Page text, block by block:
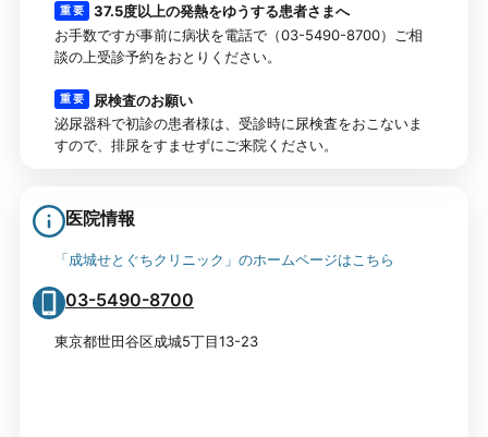
重 要
37.5度以上の発熱をゆうする患者さまへ
お手数ですが事前に病状を電話で（03-5490-8700）ご相
談の上受診予約をおとりください。
重 要
尿検査のお願い
泌尿器科で初診の患者様は、受診時に尿検査をおこないま
すので、排尿をすませずにご来院ください。
医院情報
「成城せとぐちクリニック」のホームページはこちら
03-5490-8700
東京都世田谷区成城5丁目13-23